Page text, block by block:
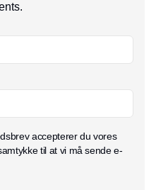
accepterer du vores
til at vi må sende e-